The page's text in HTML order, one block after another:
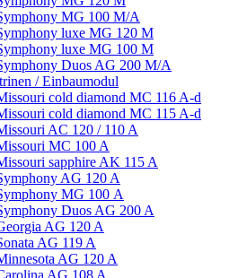
MG 100 M/А
luxe MG 120 M
luxe MG 100 M
Duos AG 200 M/A
/ Einbaumodul
cold diamond MC 116 A-d
cold diamond MC 115 A-d
AC 120 / 110 A
MC 100 A
sapphire AK 115 A
AG 120 A
MG 100 А
Duos AG 200 A
AG 120 A
AG 119 A
AG 120 A
AG 108 A